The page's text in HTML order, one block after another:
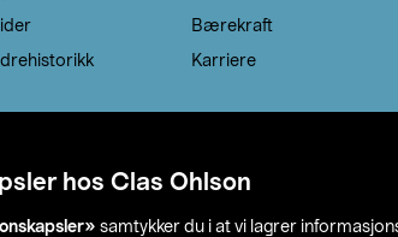
hos Clas Ohlson
samtykker du i at vi lagrer
Bærekraft
Karriere